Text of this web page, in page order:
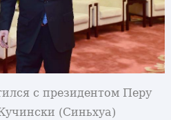
с президентом Перу
(Синьхуа)